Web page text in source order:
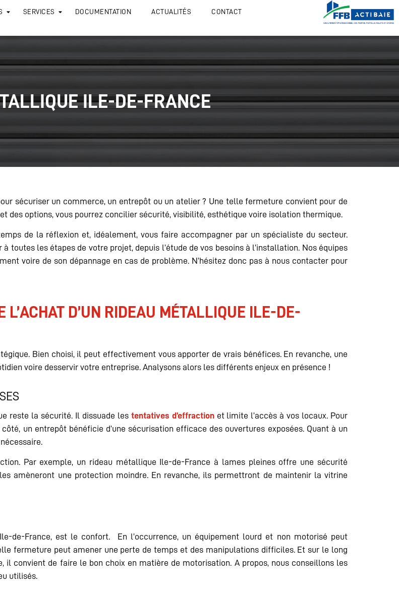
SERVICES DOCUMENTATION ACTUALITÉS CONTACT
ILE-DE-FRANCE
sécuriser un commerce, un entrepôt ou un atelier ? Une telle fermeture convient pour de
des options, vous pourrez concilier sécurité, visibilité, esthétique voire isolation thermique.
de la réflexion et, idéalement, vous faire accompagner par un spécialiste du secteur.
toutes les étapes de votre projet, depuis l’étude de vos besoins à l’installation. Nos équipes
voire de son dépannage en cas de problème. N’hésitez donc pas à nous contacter pour
D’UN RIDEAU MÉTALLIQUE ILE-DE-
Bien choisi, il peut effectivement vous apporter de vrais bénéfices. En revanche, une
voire desservir votre entreprise. Analysons alors les différents enjeux en présence !
reste la sécurité. Il dissuade les tentatives d’effractionet limite l’accès à vos locaux. Pour
un entrepôt bénéficie d’une sécurisation efficace des ouvertures exposées. Quant à un
Par exemple, un rideau métallique Ile-de-France à lames pleines offre une sécurité
amèneront une protection moindre. En revanche, ils permettront de maintenir la vitrine
de-France, est le confort. En l’occurrence, un équipement lourd et non motorisé peut
fermeture peut amener une perte de temps et des manipulations difficiles. Et sur le long
il convient de faire le bon choix en matière de motorisation. A propos, nous conseillons les
utilisés.